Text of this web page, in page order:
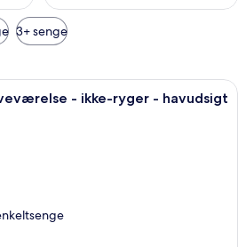
3+ senge
Et hotelværelse med en seng, stol,
- ikke-ryger - havudsigt